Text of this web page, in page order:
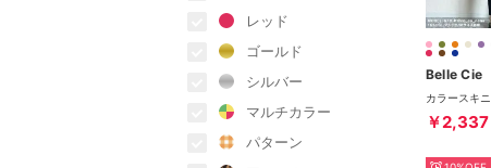
レッド
ゴールド
シルバー
マルチカラー
パターン
Belle Cie
￥2,337